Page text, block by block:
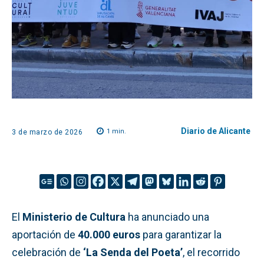
3 de marzo de 2026 1 min. Diario de Alicante
El Ministerio de Cultura ha anunciado una
aportación de 40.000 euros para garantizar la
celebración de ‘La Senda del Poeta’, el recorrido